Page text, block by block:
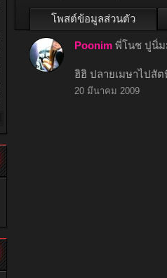
โพสต์ข้อมูลส่วนตัว
Poonim พี่โนช ปูนิ่ม
ฮิฮิ ปลายเมษาไปสั
20 มีนาคม 2009